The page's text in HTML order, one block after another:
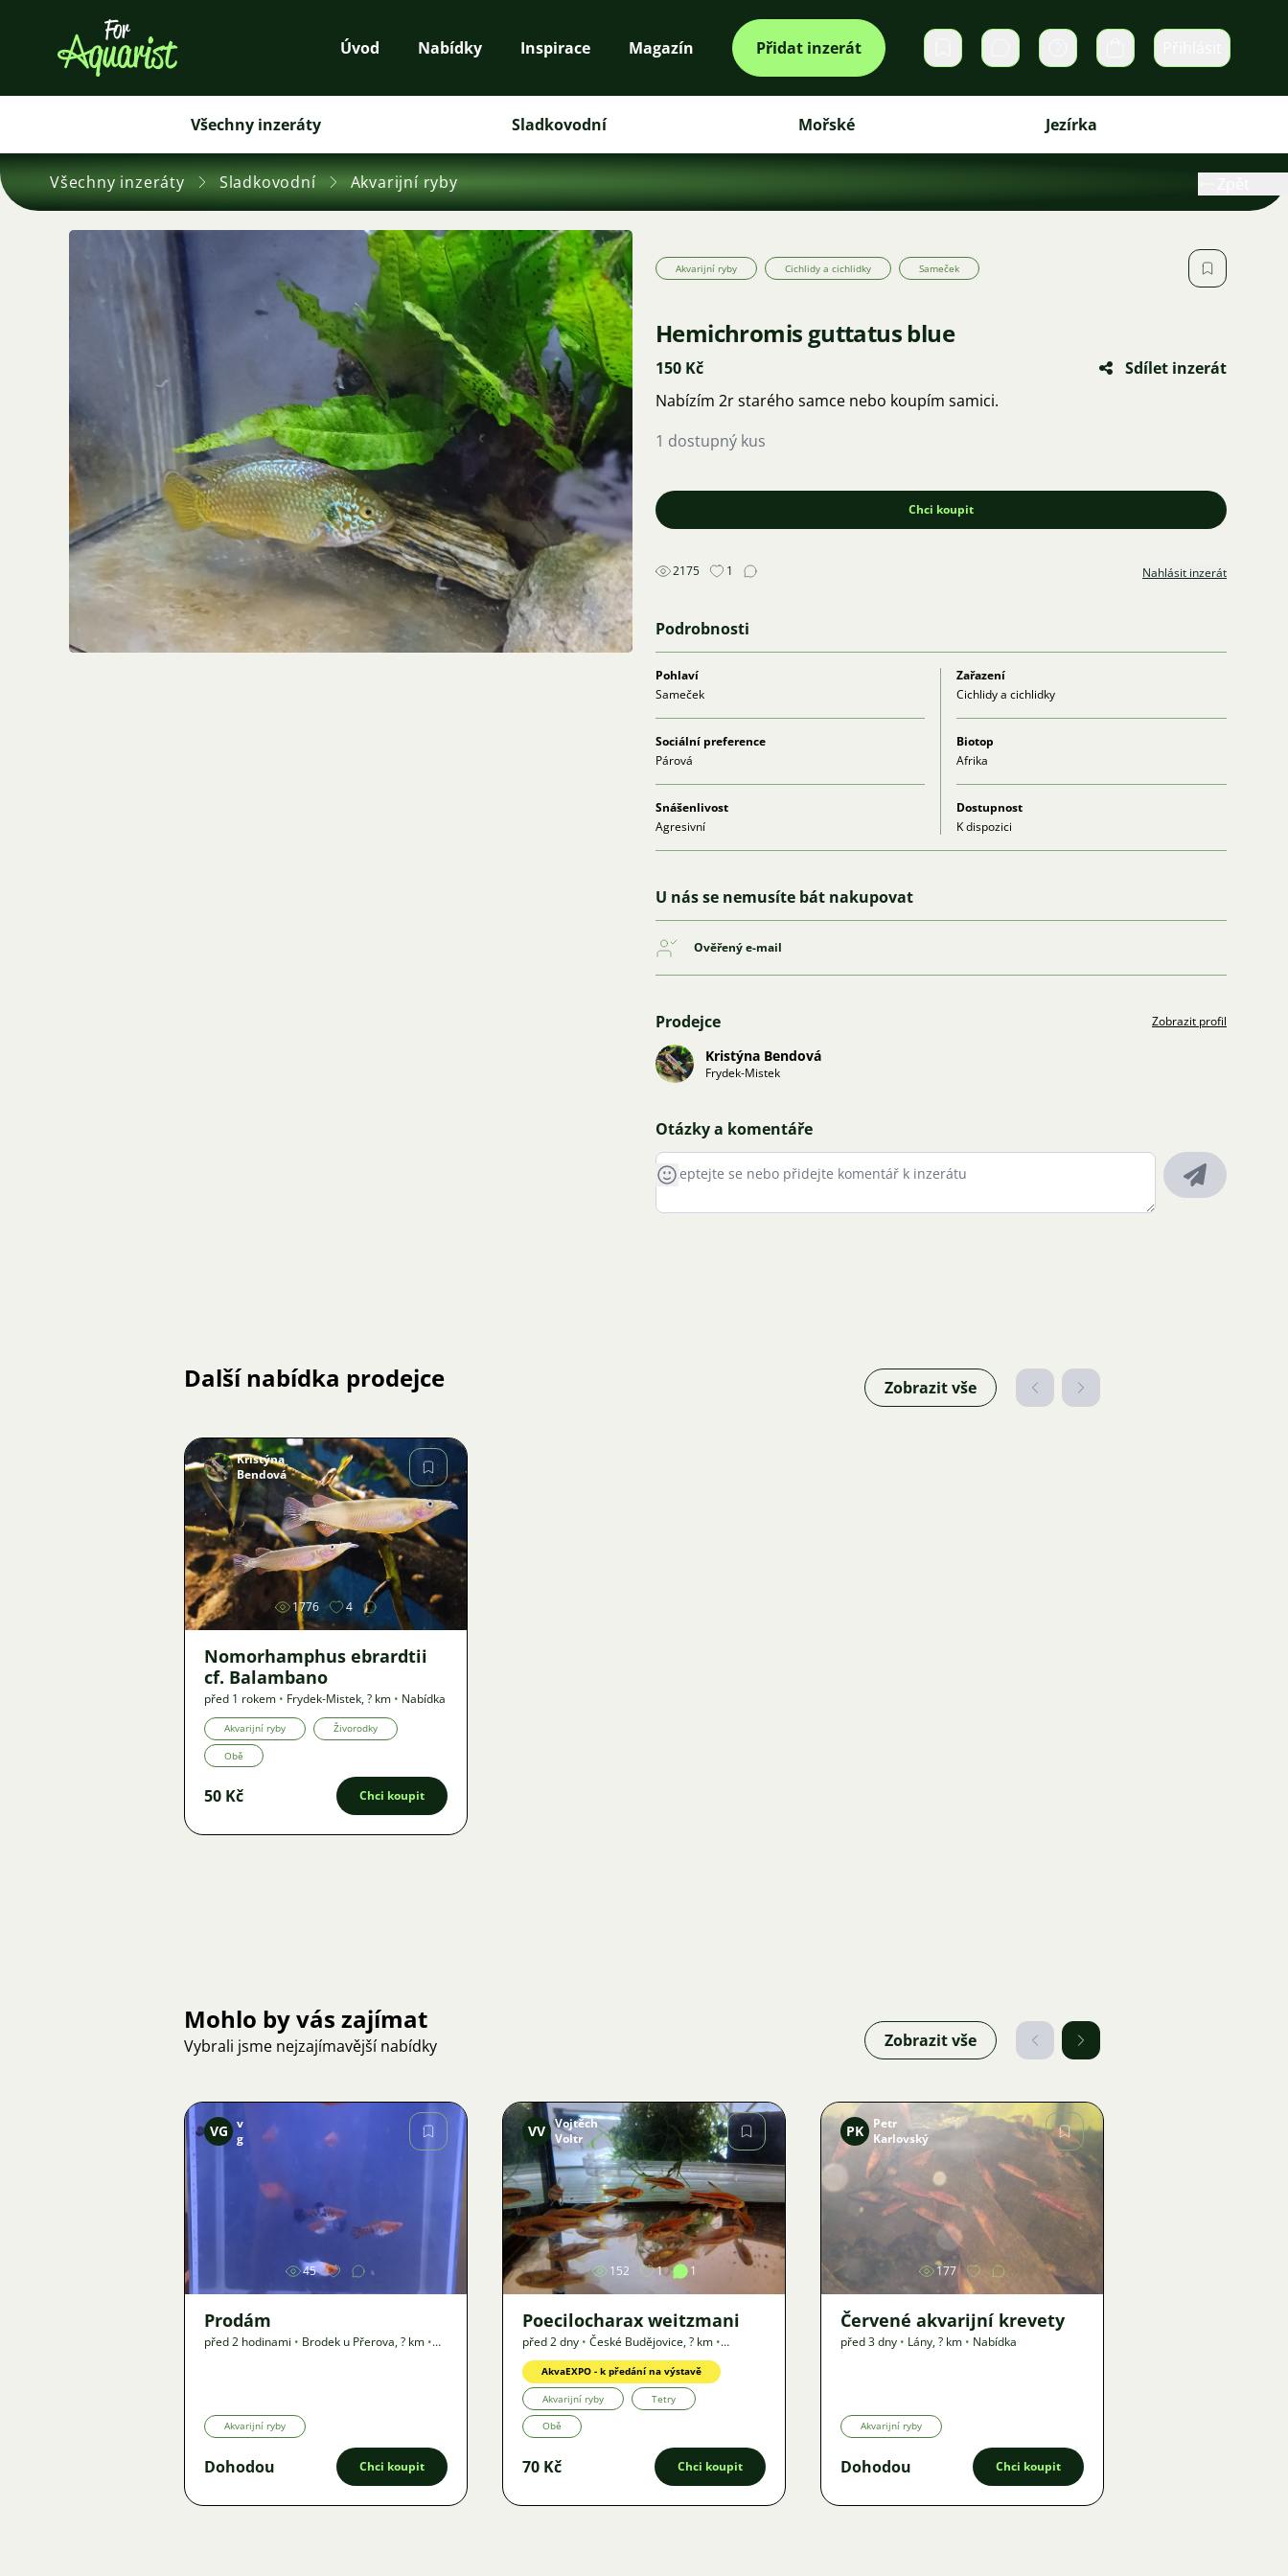
Úvod Nabídky Inspirace Magazín Přidat inzerát Soukromé zprávy Košík
Všechny inzeráty Sladkovodní Mořské Jezírka
Všechny inzeráty Sladkovodní Akvarijní ryby
Akvarijní ryby Cichlidy a cichlidky Sameček
Hemichromis guttatus blue
150 Kč
Sdílet inzerát
Nabízím 2r starého samce nebo koupím samici.
1 dostupný kus
Chci koupit
2175 1 Nahlásit inzerát
Podrobnosti
Pohlaví
Sameček
Zařazení
Cichlidy a cichlidky
Sociální preference
Párová
Biotop
Afrika
Snášenlivost
Agresivní
Dostupnost
K dispozici
U nás se nemusíte bát nakupovat
Ověřený e-mail
Prodejce Zobrazit profil
Kristýna Bendová
Frydek-Mistek
Otázky a komentáře
Další nabídka prodejce Zobrazit vše
Obrázek
Kristýna
Bendová
1776 4
Nomorhamphus ebrardtii
cf. Balambano
před 1 rokem • Frydek-Mistek,? km • Nabídka
Akvarijní ryby Živorodky
Obě
50 Kč Chci koupit
Mohlo by vás zajímat
Vybrali jsme nejzajímavější nabídky Zobrazit vše
Obrázek
VG v
g
45
Prodám
před 2 hodinami • Brodek u Přerova,? km •
Akvarijní ryby
Dohodou Chci koupit
Obrázek
VV Vojtěch
Voltr
152 1 1
Poecilocharax weitzmani
před 2 dny • České Budějovice,? km •
Nabídka
AkvaEXPO - k předání na výstavě
Akvarijní ryby Tetry
Obě
70 Kč Chci koupit
Obrázek
PK
Petr
Karlovský
177
Červené akvarijní krevety
před 3 dny • Lány,? km • Nabídka
Akvarijní ryby
Dohodou Chci koupit